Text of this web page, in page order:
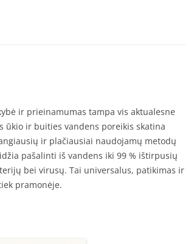
ir prieinamumas tampa vis aktualesne
ūkio ir buities vandens poreikis skatina
ir plačiausiai naudojamų metodų
pašalinti iš vandens iki 99 % ištirpusių
bei virusų. Tai universalus, patikimas ir
pramonėje.